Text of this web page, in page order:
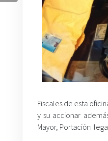
Fiscales de esta
y su accionar
Mayor, Portación